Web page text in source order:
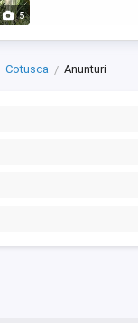
5
Cotusca Anunturi